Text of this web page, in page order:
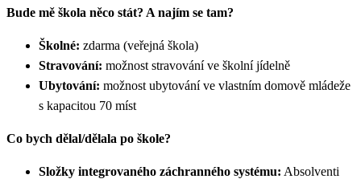
Bude mě škola něco stát? A najím se tam?
Školné: zdarma (veřejná škola)
Stravování: možnost stravování ve školní jídelně
Ubytování: možnost ubytování ve vlastním domově mládeže
s kapacitou 70 míst
Co bych dělal/dělala po škole?
Složky integrovaného záchranného systému: Absolventi